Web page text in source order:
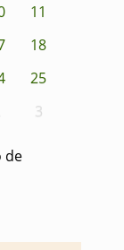
11
18
25
3
de